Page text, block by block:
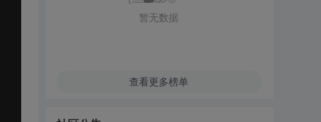
暂无数据
查看更多榜单